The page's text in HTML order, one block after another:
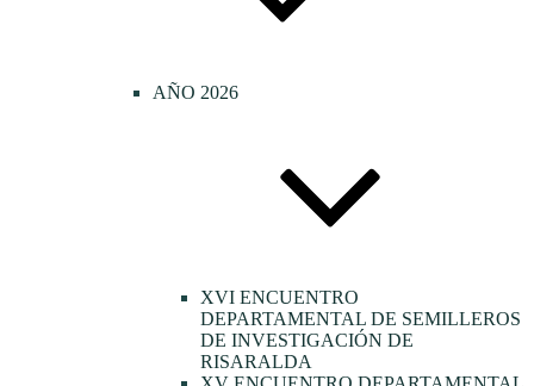
AÑO 2026
XVI ENCUENTRO
DEPARTAMENTAL DE SEMILLEROS
DE INVESTIGACIÓN DE
RISARALDA